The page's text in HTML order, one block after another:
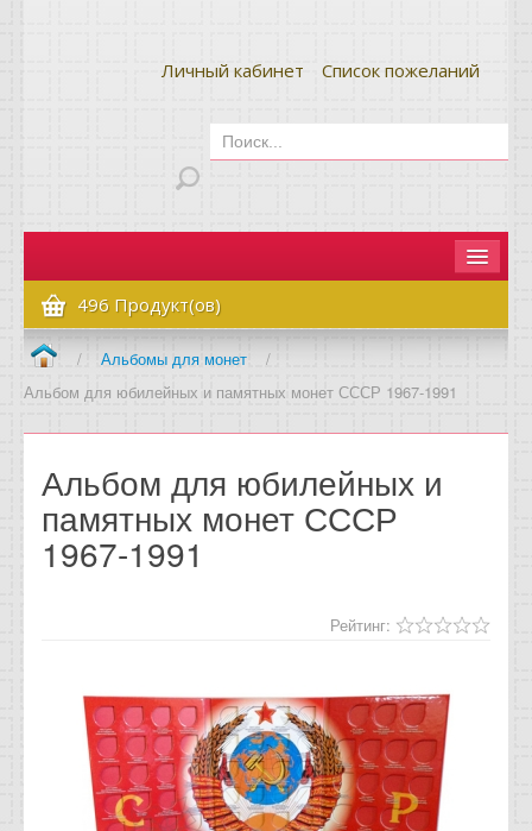
Личный кабинет Список пожеланий
Главная
Как сделать заказ
Оплата и доставка
Вопрос-ответ
Отзывы
496 Продукт(ов)
/ Альбомы для монет
/
Альбом для юбилейных и памятных монет СССР 1967-1991
Альбом для юбилейных и
памятных монет СССР
1967-1991
Рейтинг: